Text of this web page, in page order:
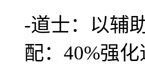
-道士：以辅
配：40%强